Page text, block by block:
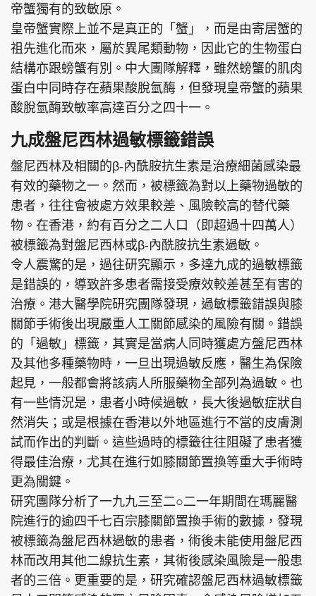
帝蟹獨有的致敏原。
皇帝蟹實際上並不是真正的「蟹」，而是由寄居蟹的
祖先進化而來，屬於異尾類動物，因此它的生物蛋白
結構亦跟螃蟹有別。中大團隊解釋，雖然螃蟹的肌肉
蛋白中同時存在蘋果酸脫氫酶，但發現皇帝蟹的蘋果
酸脫氫酶致敏率高達百分之四十一。
九成盤尼西林過敏標籤錯誤
盤尼西林及相關的β-內酰胺抗生素是治療細菌感染最
有效的藥物之一。然而，被標籤為對以上藥物過敏的
患者，往往會被處方效果較差、風險較高的替代藥
物。在香港，約有百分之二人口（即超過十四萬人）
被標籤為對盤尼西林或β-內酰胺抗生素過敏。
令人震驚的是，過往研究顯示，多達九成的過敏標籤
是錯誤的，導致許多患者需接受療效較差甚至有害的
治療。港大醫學院研究團隊發現，過敏標籤錯誤與膝
關節手術後出現嚴重人工關節感染的風險有關。錯誤
的「過敏」標籤，其實是當病人同時獲處方盤尼西林
及其他多種藥物時，一旦出現過敏反應，醫生為保險
起見，一般都會將該病人所服藥物全部列為過敏。也
有一些情況是，患者小時候過敏，長大後過敏症狀自
然消失；或是根據在香港以外地區進行不當的皮膚測
試而作出的判斷。這些過時的標籤往往阻礙了患者獲
得最佳治療，尤其在進行如膝關節置換等重大手術時
更為關鍵。
研究團隊分析了一九九三至二○二一年期間在瑪麗醫
院進行的逾四千七百宗膝關節置換手術的數據，發現
被標籤為盤尼西林過敏的患者，術後未能使用盤尼西
林而改用其他二線抗生素，其術後感染風險是一般患
者的三倍。更重要的是，研究確認盤尼西林過敏標籤